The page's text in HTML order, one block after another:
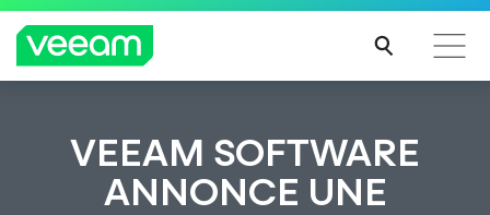
Recommandations de Veeam pour les clients
impactés par la mise à jour de CrowdStrike
VEEAM SOFTWARE
ANNONCE UNE